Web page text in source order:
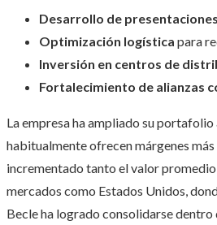
Desarrollo de
Optimización logística para
Inversión en centros de
Fortalecimiento de alianzas
La empresa ha ampliado su
habitualmente ofrecen márgenes
incrementado tanto el valor
mercados como Estados Unidos,
Becle ha logrado consolidarse